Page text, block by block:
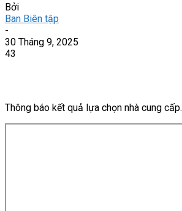
Bởi
Ban Biên tập
-
30 Tháng 9, 2025
43
Thông báo kết quả lựa chọn nhà cung cấp.
Skip